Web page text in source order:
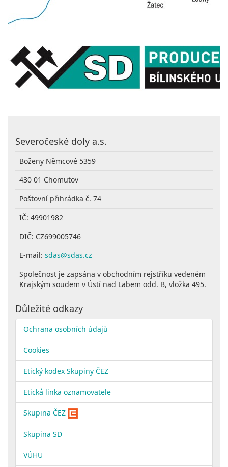
Severočeské doly a.s.
Boženy Němcové 5359
430 01 Chomutov
Poštovní přihrádka č. 74
IČ: 49901982
DIČ: CZ699005746
E-mail: sdas@sdas.cz
Společnost je zapsána v obchodním rejstříku vedeném
Krajským soudem v Ústí nad Labem odd. B, vložka 495.
Důležité odkazy
Ochrana osobních údajů
Cookies
Etický kodex Skupiny ČEZ
Etická linka oznamovatele
Skupina ČEZ
Skupina SD
VÚHU